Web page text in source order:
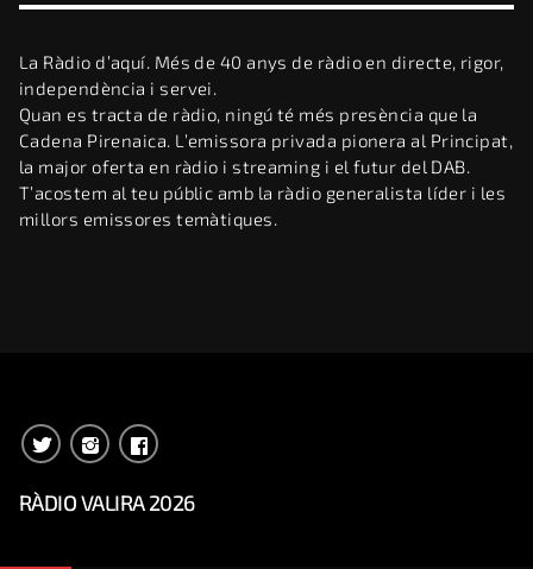
La Ràdio d’aquí. Més de 40 anys de ràdio en directe, rigor,
independència i servei.
Quan es tracta de ràdio, ningú té més presència que la
Cadena Pirenaica. L’emissora privada pionera al Principat,
la major oferta en ràdio i streaming i el futur del DAB.
T’acostem al teu públic amb la ràdio generalista líder i les
millors emissores temàtiques.
RÀDIO VALIRA 2026